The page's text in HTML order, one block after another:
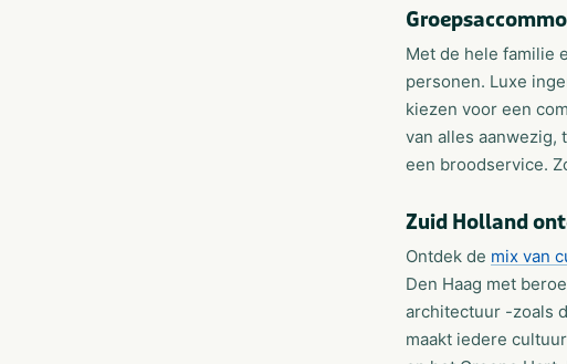
Met de hele familie
personen. Luxe
kiezen voor een
van alles aanwezig,
een broodservice.
Zuid Holland
Ontdek de mix van
Den Haag met
architectuur -zoals
maakt iedere